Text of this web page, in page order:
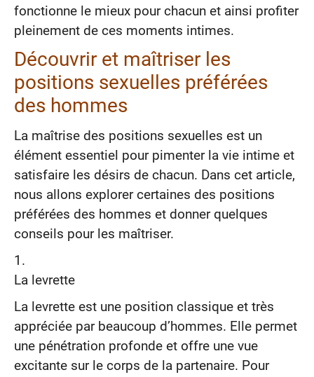
fonctionne le mieux pour chacun et ainsi profiter
pleinement de ces moments intimes.
Découvrir et maîtriser les
positions sexuelles préférées
des hommes
La maîtrise des positions sexuelles est un
élément essentiel pour pimenter la vie intime et
satisfaire les désirs de chacun. Dans cet article,
nous allons explorer certaines des positions
préférées des hommes et donner quelques
conseils pour les maîtriser.
La levrette
La levrette est une position classique et très
appréciée par beaucoup d’hommes. Elle permet
une pénétration profonde et offre une vue
excitante sur le corps de la partenaire. Pour